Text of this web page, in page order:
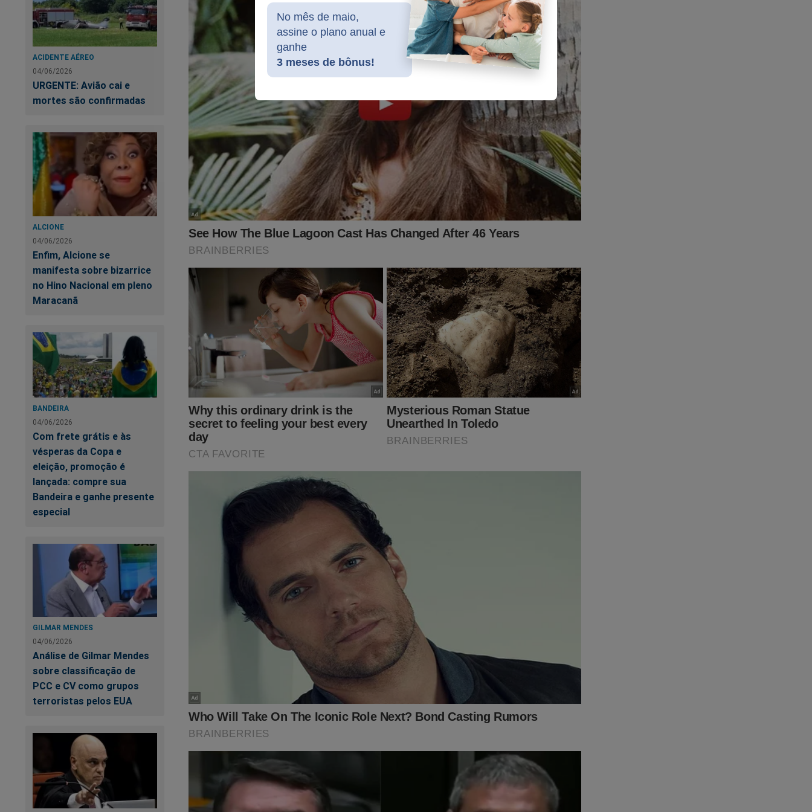
No mês de maio,
assine o plano anual e
ganhe
3 meses de bônus!
ACIDENTE AÉREO
04/06/2026
URGENTE: Avião cai e
mortes são confirmadas
ALCIONE
04/06/2026
Enfim, Alcione se
manifesta sobre bizarrice
no Hino Nacional em pleno
Maracanã
BANDEIRA
04/06/2026
Com frete grátis e às
vésperas da Copa e
eleição, promoção é
lançada: compre sua
Bandeira e ganhe presente
especial
GILMAR MENDES
04/06/2026
Análise de Gilmar Mendes
sobre classificação de
PCC e CV como grupos
terroristas pelos EUA